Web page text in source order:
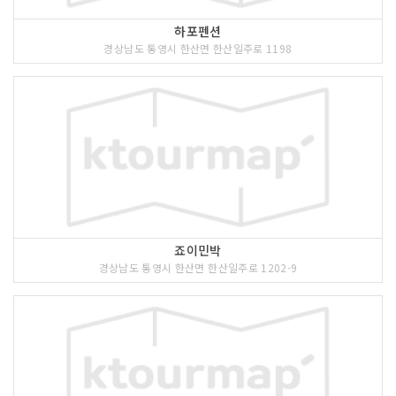
하포펜션
경상남도 통영시 한산면 한산일주로 1198
죠이민박
경상남도 통영시 한산면 한산일주로 1202-9